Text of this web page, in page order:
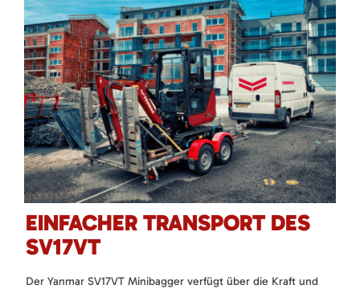
EINFACHER TRANSPORT DES
SV17VT
Der Yanmar SV17VT Minibagger verfügt über die Kraft und